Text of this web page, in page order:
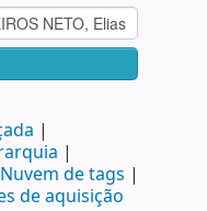
Nuvem de tags
de aquisição